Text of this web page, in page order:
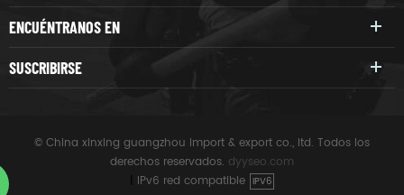
ENCUÉNTRANOS EN
SUSCRIBIRSE
© China xinxing guangzhou import & export co., ltd. Todos los
derechos reservados. dyyseo.com
IPv6 red compatible IPV6